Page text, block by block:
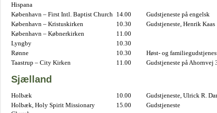
Hispana
København – First Intl. Baptist Church 14.00
Gudstjeneste på engelsk
København – Kristuskirken
10.30
Gudstjeneste, Henrik Kaas
København – Købnerkirken
11.00
Lyngby
10.30
Rønne
10.30
Høst- og
Taastrup – City Kirken
11.00 Gudstjeneste på Ahornvej
Sjælland
Holbæk 10.00
Gudstjeneste, Ulrick R.
Holbæk, Holy Spirit Missionary
15.00 Gudstjeneste